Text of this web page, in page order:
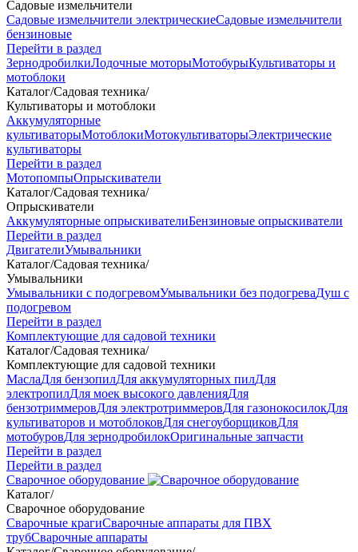
Садовые измельчители
Садовые измельчители электрическиеСадовые измельчители
бензиновые
Перейти в раздел
ЗернодробилкиЛодочные моторыМотобурыКультиваторы и
мотоблоки
Каталог/Садовая техника/
Культиваторы и мотоблоки
Аккумуляторные
культиваторыМотоблокиМотокультиваторыЭлектрические
культиваторы
Перейти в раздел
МотопомпыОпрыскиватели
Каталог/Садовая техника/
Опрыскиватели
Аккумуляторные опрыскивателиБензиновые опрыскиватели
Перейти в раздел
ДвигателиУмывальники
Каталог/Садовая техника/
Умывальники
Умывальники с подогревомУмывальники без подогреваДуш с
подогревом
Перейти в раздел
Комплектующие для садовой техники
Каталог/Садовая техника/
Комплектующие для садовой техники
МаслаДля бензопилДля аккумуляторных пилДля
электропилДля моек высокого давленияДля
бензотриммеровДля электротриммеровДля газонокосилокДля
культиваторов и мотоблоковДля снегоуборщиковДля
мотобуровДля зернодробилокОригинальные запчасти
Перейти в раздел
Перейти в раздел
Сварочное оборудование
Каталог/
Сварочное оборудование
Сварочные крагиСварочные аппараты для ПВХ
трубСварочные аппараты